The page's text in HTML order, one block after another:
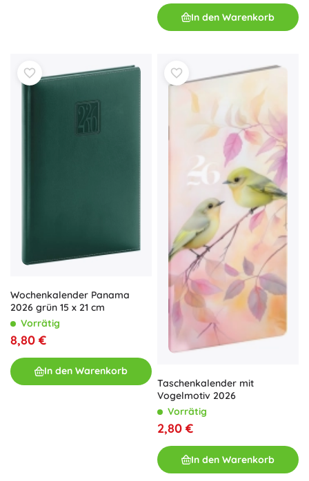
In den Warenkorb
Wochenkalender Panama
2026 grün 15 x 21 cm
Vorrätig
8,80 €
In den Warenkorb
Taschenkalender mit
Vogelmotiv 2026
Vorrätig
2,80 €
In den Warenkorb